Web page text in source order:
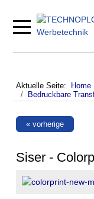
Mobile Menu
Aktuelle Seite: Home
Bedruckbare
« vorherige
Siser -